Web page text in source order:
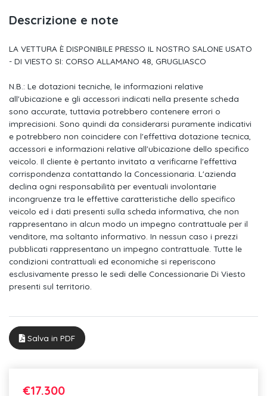
App-connect con funzione wireless
Tasche portaoggetti agli schienali dei sedili anteriori
Illuminazione ambiente (monocromatica) su inserti portiere e
plancia strumenti
Luci interne led con spegnimento ritardato con 2 luci di
Sedile conducente e passeggero regolabile in altezza
Volante multifunzione in pelle
Filtro antipolvere e antipolline
Sedili posteriori con schienale ribaltabile e sdoppiabile
asimmetricamente
Pomello della leva del cambio in pelle
Fondo vano bagagli in 2 livelli, regolabile in altezza
Kit antiforatura con compressore a 12 volt ed ermetizzante per
Descrizione e note
LA VETTURA È DISPONIBILE PRESSO IL NOSTRO SALONE USATO
- DI VIESTO SI: CORSO ALLAMANO 48, GRUGLIASCO
N.B.: Le dotazioni tecniche, le informazioni relative
all'ubicazione e gli accessori indicati nella presente scheda
sono accurate, tuttavia potrebbero contenere errori o
imprecisioni. Sono quindi da considerarsi puramente indicativi
e potrebbero non coincidere con l'effettiva dotazione tecnica,
accessori e informazioni relative all'ubicazione dello specifico
veicolo. Il cliente è pertanto invitato a verificarne l'effettiva
corrispondenza contattando la Concessionaria. L'azienda
declina ogni responsabilità per eventuali involontarie
incongruenze tra le effettive caratteristiche dello specifico
veicolo ed i dati presenti sulla scheda informativa, che non
rappresentano in alcun modo un impegno contrattuale per il
venditore, ma soltanto informativo. In nessun caso i prezzi
pubblicati rappresentano un impegno contrattuale. Tutte le
condizioni contrattuali ed economiche si reperiscono
esclusivamente presso le sedi delle Concessionarie Di Viesto
presenti sul territorio.
Salva in PDF
€17.300